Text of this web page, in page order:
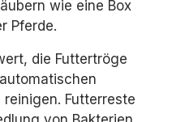
wie eine Box
Pferde.
die Futtertröge
Futterreste